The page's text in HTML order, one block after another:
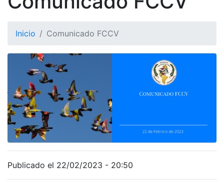
Inicio Comunicado FCCV
Publicado el 22/02/2023 - 20:50